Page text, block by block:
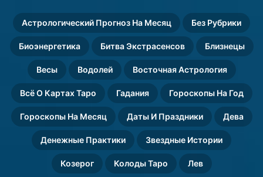
Астрологический Прогноз На Месяц Без Рубрики
Биоэнергетика Битва Экстрасенсов Близнецы
Весы Водолей Восточная Астрология
Всё О Картах Таро Гадания Гороскопы На Год
Гороскопы На Месяц Даты И Праздники Дева
Денежные Практики Звездные Истории
Козерог Колоды Таро Лев